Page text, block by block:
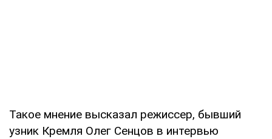
Такое мнение высказал режиссер, бывший
узник Кремля Олег Сенцов в интервью